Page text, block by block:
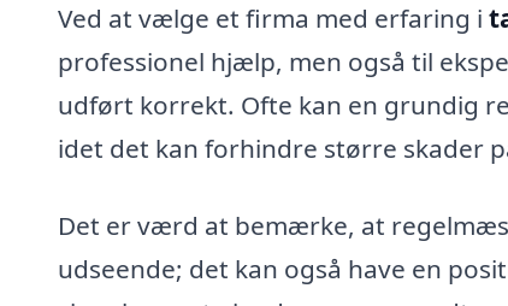
Ved at vælge et firma med erfaring i
professionel hjælp, men også til
udført korrekt. Ofte kan en grundig
idet det kan forhindre større skader
Det er værd at bemærke, at
udseende; det kan også have en